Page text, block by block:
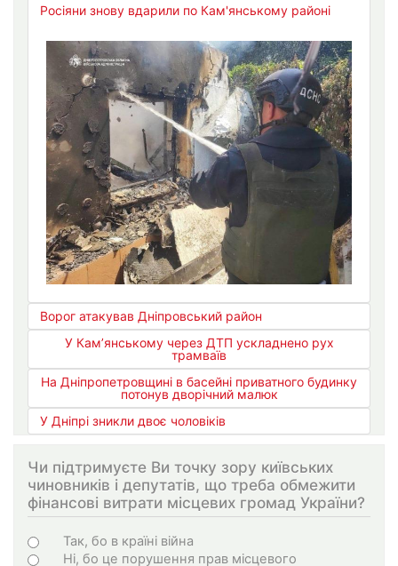
Росіяни знову вдарили по Кам'янському районі
Ворог атакував Дніпровський район
У Кам’янському через ДТП ускладнено рух
трамваїв
На Дніпропетровщині в басейні приватного будинку
потонув дворічний малюк
У Дніпрі зникли двоє чоловіків
Чи підтримуєте Ви точку зору київських
чиновників і депутатів, що треба обмежити
фінансові витрати місцевих громад України?
Варіанти
Так, бо в країні війна
Ні, бо це порушення прав місцевого